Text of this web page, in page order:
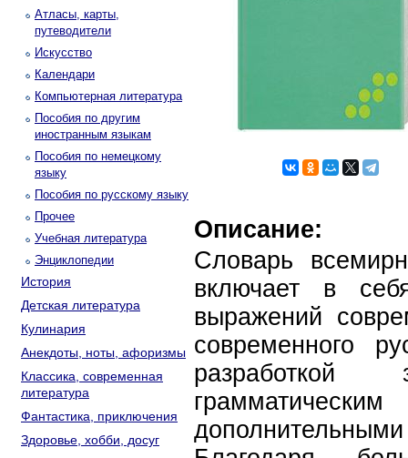
Атласы, карты,
путеводители
Искусство
Календари
Компьютерная литература
Пособия по другим
иностранным языкам
Пособия по немецкому
языку
Пособия по русскому языку
Прочее
Учебная литература
Энциклопедии
История
Детская литература
Кулинария
Анекдоты, ноты, афоризмы
Классика, современная
литература
Фантастика, приключения
Здоровье, хобби, досуг
Описание:
Словарь
включает в
выражений
современного
разработкой